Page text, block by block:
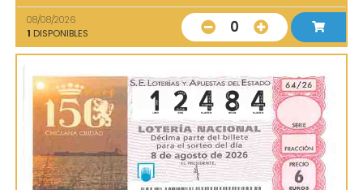
08/08/2026
1 DISPONIBLES 0